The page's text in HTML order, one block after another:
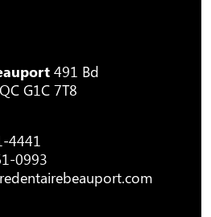
491 Bd
G1C 7T8
4441
0993